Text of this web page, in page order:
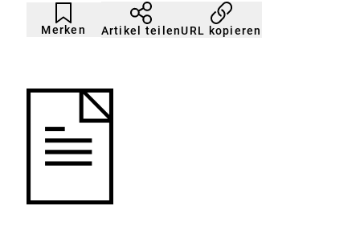
Merken
Artikel
nicht
gemerkt
Durch
Klicken
der
Artikel teilenURL kopieren